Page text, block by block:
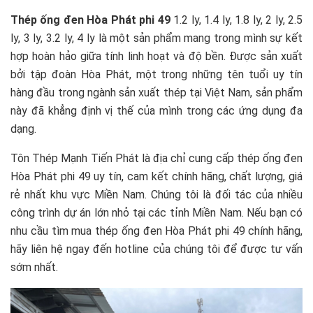
Thép ống đen Hòa Phát phi 49 1.2 ly, 1.4 ly, 1.8 ly, 2 ly, 2.5
ly, 3 ly, 3.2 ly, 4 ly là một sản phẩm mang trong mình sự kết
hợp hoàn hảo giữa tính linh hoạt và độ bền. Được sản xuất
bởi tập đoàn Hòa Phát, một trong những tên tuổi uy tín
hàng đầu trong ngành sản xuất thép tại Việt Nam, sản phẩm
này đã khẳng định vị thế của mình trong các ứng dụng đa
dạng.
Tôn Thép Mạnh Tiến Phát là địa chỉ cung cấp thép ống đen
Hòa Phát phi 49 uy tín, cam kết chính hãng, chất lượng, giá
rẻ nhất khu vực Miền Nam. Chúng tôi là đối tác của nhiều
công trình dự án lớn nhỏ tại các tỉnh Miền Nam. Nếu bạn có
nhu cầu tìm mua thép ống đen Hòa Phát phi 49 chính hãng,
hãy liên hệ ngay đến hotline của chúng tôi để được tư vấn
sớm nhất.